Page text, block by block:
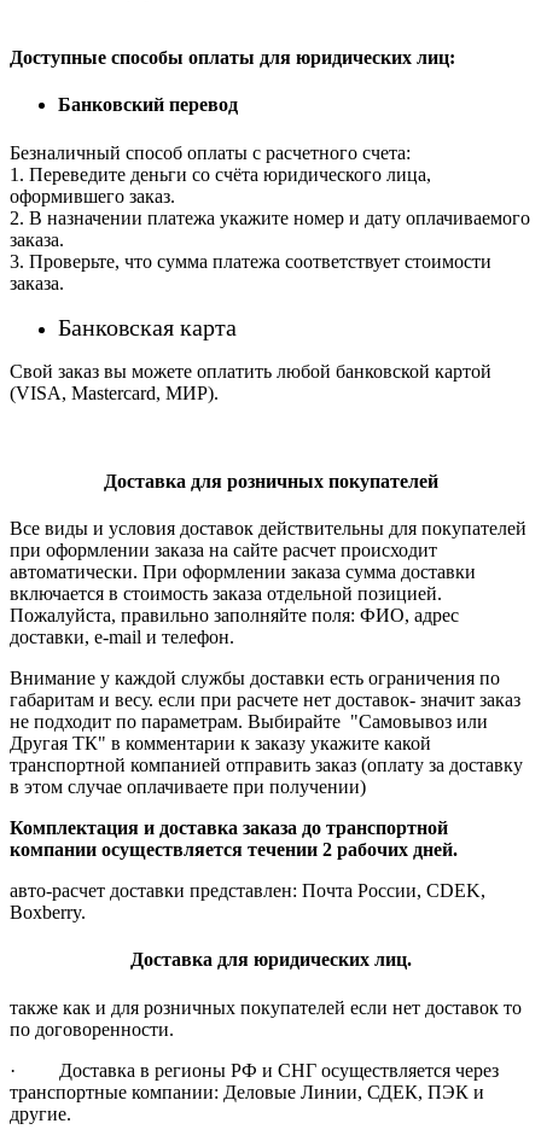
Доступные способы оплаты для юридических лиц:
Банковский перевод
Безналичный способ оплаты с расчетного счета:
1. Переведите деньги со счёта юридического лица,
оформившего заказ.
2. В назначении платежа укажите номер и дату оплачиваемого
заказа.
3. Проверьте, что сумма платежа соответствует стоимости
заказа.
Банковская карта
Свой заказ вы можете оплатить любой банковской картой
(VISA, Mastercard, МИР).
Доставка для розничных покупателей
Все виды и условия доставок действительны для покупателей
при оформлении заказа на сайте расчет происходит
автоматически. При оформлении заказа сумма доставки
включается в стоимость заказа отдельной позицией.
Пожалуйста, правильно заполняйте поля: ФИО, адрес
доставки, e-mail и телефон.
Внимание у каждой службы доставки есть ограничения по
габаритам и весу. если при расчете нет доставок- значит заказ
не подходит по параметрам. Выбирайте "Самовывоз или
Другая ТК" в комментарии к заказу укажите какой
транспортной компанией отправить заказ (оплату за доставку
в этом случае оплачиваете при получении)
Комплектация и доставка заказа до транспортной
компании осуществляется течении 2 рабочих дней.
авто-расчет доставки представлен: Почта России, CDEK,
Boxberry.
Доставка для юридических лиц.
также как и для розничных покупателей если нет доставок то
по договоренности.
· Доставка в регионы РФ и СНГ осуществляется через
транспортные компании: Деловые Линии, СДЕК, ПЭК и
другие.